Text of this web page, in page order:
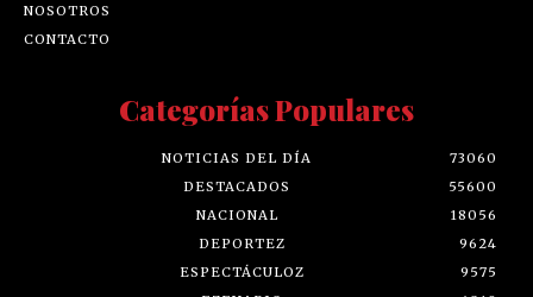
NOSOTROS
CONTACTO
Categorías Populares
NOTICIAS DEL DÍA
73060
DESTACADOS
55600
NACIONAL
18056
DEPORTEZ
9624
ESPECTÁCULOZ
9575